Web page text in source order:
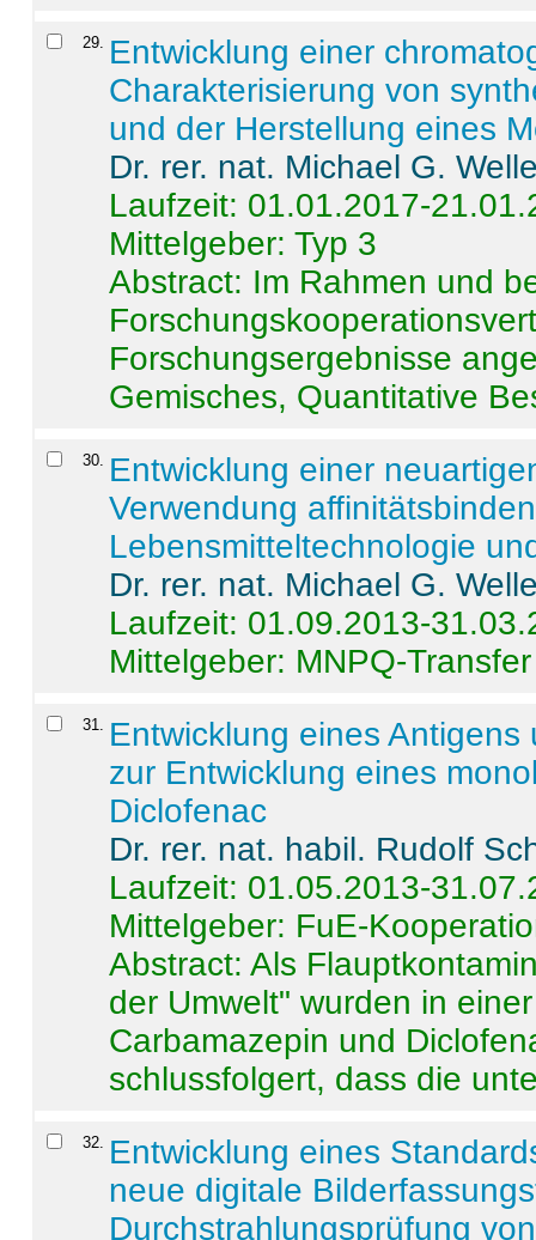
29. Entwicklung einer
Charakterisierung von
und der Herstellung eines
Dr. rer. nat. Michael G.
Laufzeit: 01.01.2017-
Mittelgeber: Typ 3
Abstract: Im Rahmen und
Forschungsergebnisse
Gemisches, Quantitative
30. Entwicklung einer
Verwendung
Lebensmitteltechnologie
Dr. rer. nat. Michael G.
Laufzeit: 01.09.2013-
Mittelgeber: MNPQ-Transfer
31. Entwicklung eines
zur Entwicklung eines
Diclofenac
Dr. rer. nat. habil. Rudolf
Laufzeit: 01.05.2013-
Mittelgeber: FuE-
Abstract:Als
der Umwelt" wurden in
Carbamazepin und
schlussfolgert, dass die
32. Entwicklung eines
neue digitale
Durchstrahlungsprüfung